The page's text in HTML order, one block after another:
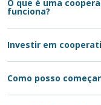
O que é uma
funciona?
Investir em
Como posso